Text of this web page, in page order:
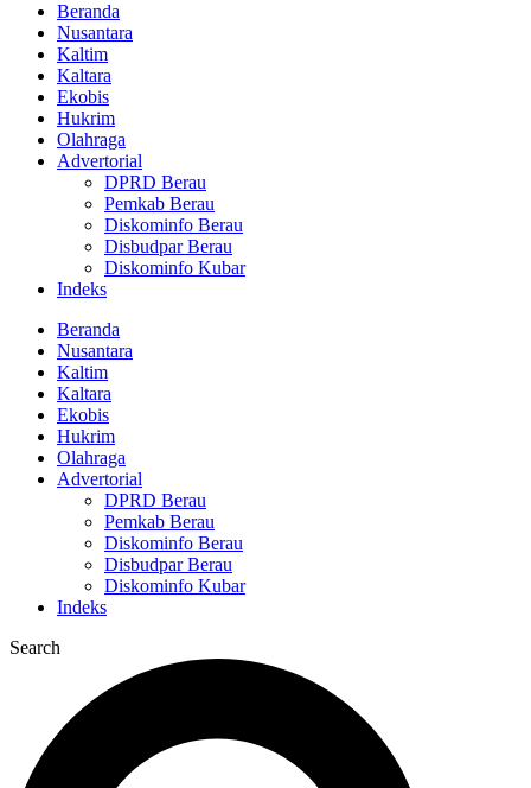
Beranda
Nusantara
Kaltim
Kaltara
Ekobis
Hukrim
Olahraga
Advertorial
DPRD Berau
Pemkab Berau
Diskominfo Berau
Disbudpar Berau
Diskominfo Kubar
Indeks
Beranda
Nusantara
Kaltim
Kaltara
Ekobis
Hukrim
Olahraga
Advertorial
DPRD Berau
Pemkab Berau
Diskominfo Berau
Disbudpar Berau
Diskominfo Kubar
Indeks
Search